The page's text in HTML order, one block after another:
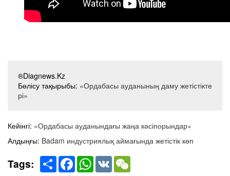
®Diagnews.Kz
Бөлісу тақырыбы: «Ордабасы ауданының даму жетістікте
рі»
Кейінгі: «Ордабасы ауданындағы жаңа кәсіпорындар»
Алдыңғы: Badam индустриялық аймағында жетістік көп
Tags: Share FacebookWhatsApp
VK